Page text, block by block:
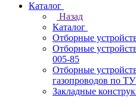
Каталог
Назад
Каталог
Отборные
Отборные
005-85
Отборные
газопроводов по
Закладные